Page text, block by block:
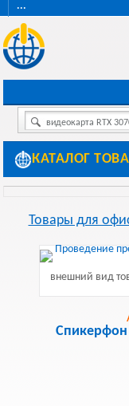
···
видеокарта RTX
КАТАЛОГ
Товары для
внешний вид
Спикерфон